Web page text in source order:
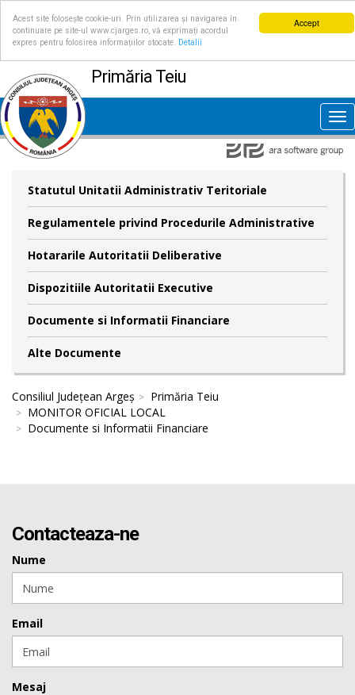
Accept
Acest site folosește cookie-uri. Prin utilizarea și navigarea în
continuare pe site-ul www.cjarges.ro, vă exprimați acordul
expres pentru folosirea informațiilor stocate.
Detalii
Primăria Teiu
Statutul Unitatii Administrativ Teritoriale
Regulamentele privind Procedurile Administrative
Hotararile Autoritatii Deliberative
Dispozitiile Autoritatii Executive
Documente si Informatii Financiare
Alte Documente
Consiliul Județean Argeș
Primăria Teiu
MONITOR OFICIAL LOCAL
Documente si Informatii Financiare
Contacteaza-ne
Nume
Email
Mesaj